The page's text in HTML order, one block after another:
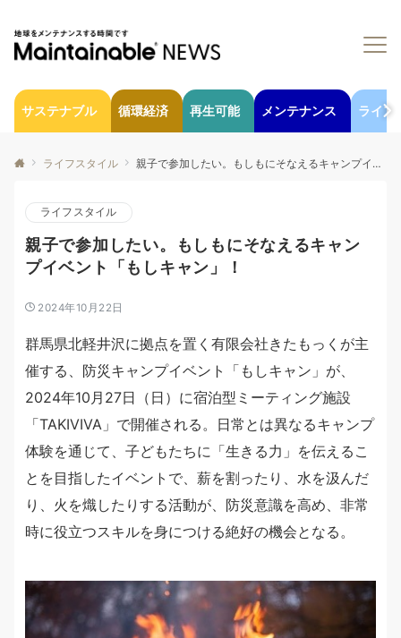
サステナブル 循環経済 再生可能 メンテナンス ライフ
ライフスタイル 親子で参加したい。もしもにそなえるキャンプイベント「もしキャン」！
ライフスタイル
親子で参加したい。もしもにそなえるキャン
プイベント「もしキャン」！
2024年10月22日
群馬県北軽井沢に拠点を置く有限会社きたもっくが主
催する、防災キャンプイベント「もしキャン」が、
2024年10月27日（日）に宿泊型ミーティング施設
「TAKIVIVA」で開催される。日常とは異なるキャンプ
体験を通じて、子どもたちに「生きる力」を伝えるこ
とを目指したイベントで、薪を割ったり、水を汲んだ
り、火を熾したりする活動が、防災意識を高め、非常
時に役立つスキルを身につける絶好の機会となる。